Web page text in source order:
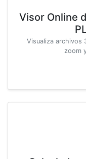
Visor Online
Visualiza archivos
zoom